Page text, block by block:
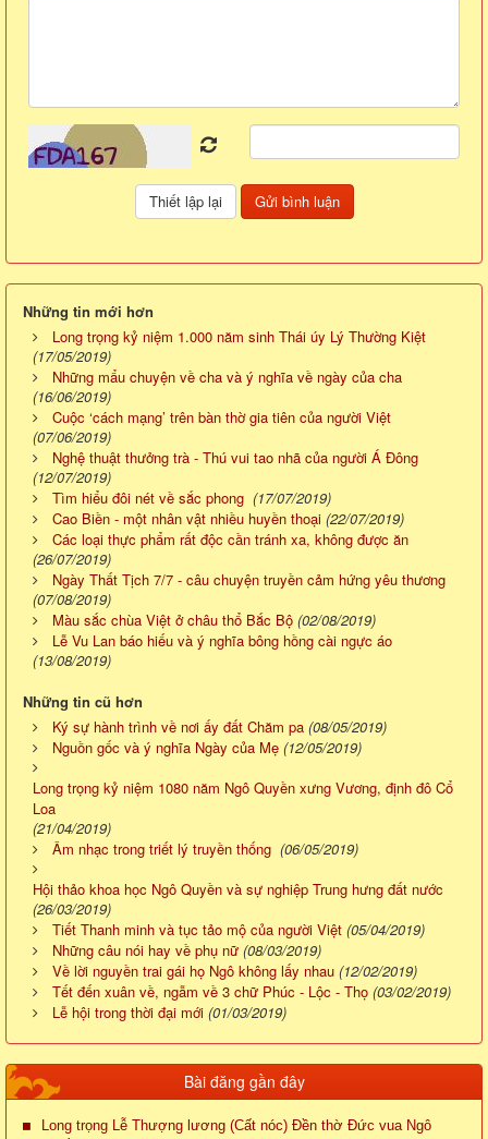
Những tin mới hơn
Long trọng kỷ niệm 1.000 năm sinh Thái úy Lý Thường Kiệt
(17/05/2019)
Những mẩu chuyện về cha và ý nghĩa về ngày của cha
(16/06/2019)
Cuộc ‘cách mạng’ trên bàn thờ gia tiên của người Việt
(07/06/2019)
Nghệ thuật thưởng trà - Thú vui tao nhã của người Á Đông
(12/07/2019)
Tìm hiểu đôi nét về sắc phong (17/07/2019)
Cao Biền - một nhân vật nhiều huyền thoại (22/07/2019)
Các loại thực phẩm rất độc cần tránh xa, không được ăn
(26/07/2019)
Ngày Thất Tịch 7/7 - câu chuyện truyền cảm hứng yêu thương
(07/08/2019)
Màu sắc chùa Việt ở châu thổ Bắc Bộ (02/08/2019)
Lễ Vu Lan báo hiếu và ý nghĩa bông hồng cài ngực áo
(13/08/2019)
Những tin cũ hơn
Ký sự hành trình về nơi ấy đất Chăm pa (08/05/2019)
Nguồn gốc và ý nghĩa Ngày của Mẹ (12/05/2019)
Long trọng kỷ niệm 1080 năm Ngô Quyền xưng Vương, định đô Cổ
Loa
(21/04/2019)
Âm nhạc trong triết lý truyền thống (06/05/2019)
Hội thảo khoa học Ngô Quyền và sự nghiệp Trung hưng đất nước
(26/03/2019)
Tiết Thanh minh và tục tảo mộ của người Việt (05/04/2019)
Những câu nói hay về phụ nữ (08/03/2019)
Về lời nguyền trai gái họ Ngô không lấy nhau (12/02/2019)
Tết đến xuân về, ngẫm về 3 chữ Phúc - Lộc - Thọ (03/02/2019)
Lễ hội trong thời đại mới (01/03/2019)
Bài đăng gần đây
Long trọng Lễ Thượng lương (Cất nóc) Đền thờ Đức vua Ngô